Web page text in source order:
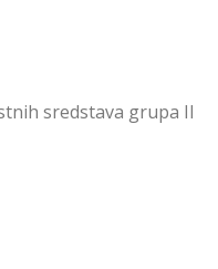
sredstava grupa II